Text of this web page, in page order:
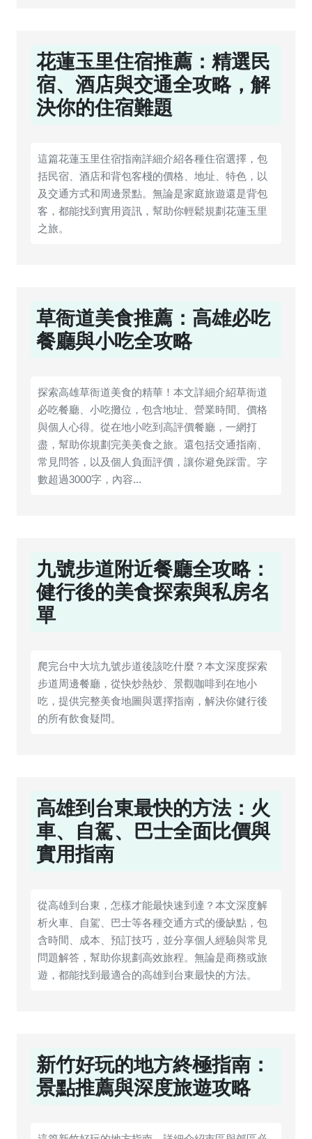
花蓮玉里住宿推薦：精選民
宿、酒店與交通全攻略，解
決你的住宿難題
這篇花蓮玉里住宿指南詳細介紹各種住宿選擇，包
括民宿、酒店和背包客棧的價格、地址、特色，以
及交通方式和周邊景點。無論是家庭旅遊還是背包
客，都能找到實用資訊，幫助你輕鬆規劃花蓮玉里
之旅。
草衙道美食推薦：高雄必吃
餐廳與小吃全攻略
探索高雄草衙道美食的精華！本文詳細介紹草衙道
必吃餐廳、小吃攤位，包含地址、營業時間、價格
與個人心得。從在地小吃到高評價餐廳，一網打
盡，幫助你規劃完美美食之旅。還包括交通指南、
常見問答，以及個人負面評價，讓你避免踩雷。字
數超過3000字，內容...
九號步道附近餐廳全攻略：
健行後的美食探索與私房名
單
爬完台中大坑九號步道後該吃什麼？本文深度探索
步道周邊餐廳，從快炒熱炒、景觀咖啡到在地小
吃，提供完整美食地圖與選擇指南，解決你健行後
的所有飲食疑問。
高雄到台東最快的方法：火
車、自駕、巴士全面比價與
實用指南
從高雄到台東，怎樣才能最快速到達？本文深度解
析火車、自駕、巴士等各種交通方式的優缺點，包
含時間、成本、預訂技巧，並分享個人經驗與常見
問題解答，幫助你規劃高效旅程。無論是商務或旅
遊，都能找到最適合的高雄到台東最快的方法。
新竹好玩的地方終極指南：
景點推薦與深度旅遊攻略